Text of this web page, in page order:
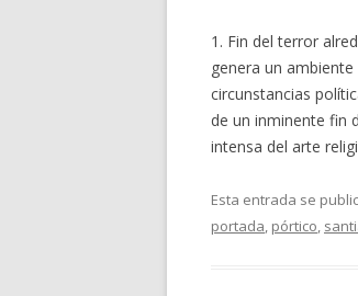
1. Fin del terror
genera un
circunstancias
de un inminente fin
intensa del arte
Esta entrada se
portada, pórtico,